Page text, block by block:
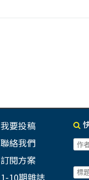
我要投稿
聯絡我們
訂閱方案
1-10期雜誌